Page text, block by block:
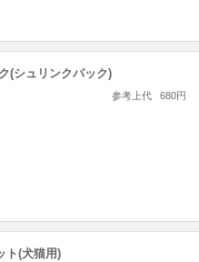
(シュリンクパック)
参考上代 680円
ト(犬猫用)